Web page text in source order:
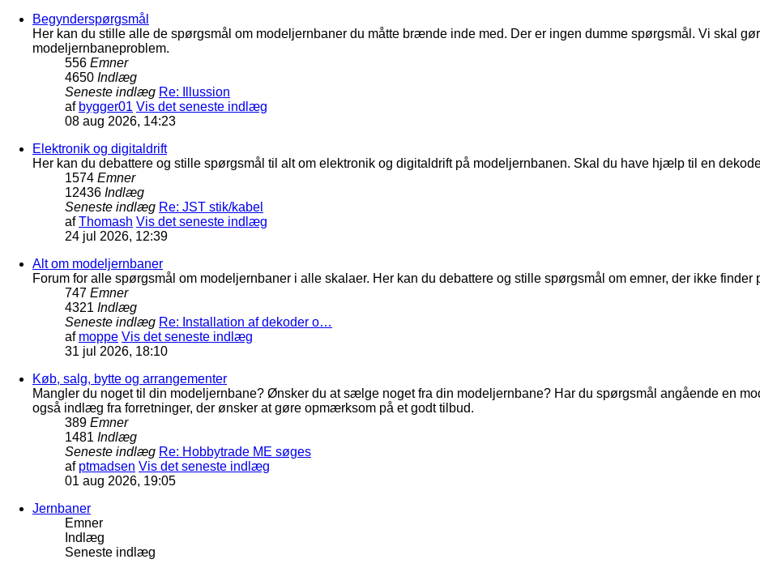
Begynderspørgsmål
Her kan du stille alle de spørgsmål om modeljernbaner du måtte brænde inde med. Der er ingen dumme spørgsmål. Vi skal
modeljernbaneproblem.
556 Emner
4650 Indlæg
Seneste indlæg Re: Illussion
af bygger01 Vis det seneste indlæg
08 aug 2026, 14:23
Elektronik og digitaldrift
Her kan du debattere og stille spørgsmål til alt om elektronik og digitaldrift på modeljernbanen. Skal du have hjælp til en
1574 Emner
12436 Indlæg
Seneste indlæg Re: JST stik/kabel
afThomash Vis det seneste indlæg
24 jul 2026, 12:39
Alt om modeljernbaner
Forum for alle spørgsmål om modeljernbaner i alle skalaer. Her kan du debattere og stille spørgsmål om emner, der ikke finder
747 Emner
4321 Indlæg
Seneste indlæg Re: Installation af dekoder o…
af moppe Vis det seneste indlæg
31 jul 2026, 18:10
Køb, salg, bytte og arrangementer
Mangler du noget til din modeljernbane? Ønsker du at sælge noget fra din modeljernbane? Har du spørgsmål angående en
også indlæg fra forretninger, der ønsker at gøre opmærksom på et godt tilbud.
389 Emner
1481 Indlæg
Seneste indlæg Re: Hobbytrade ME søges
af ptmadsen Vis det seneste indlæg
01 aug 2026, 19:05
Jernbaner
Emner
Indlæg
Seneste indlæg